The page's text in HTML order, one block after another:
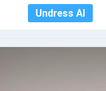
Undress AI